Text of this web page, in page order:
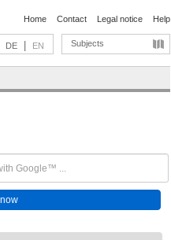
Home Contact Legal notice Help
DE EN Subjects